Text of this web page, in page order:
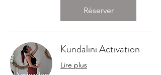
Réserver
Kundalini Activation
Lire plus